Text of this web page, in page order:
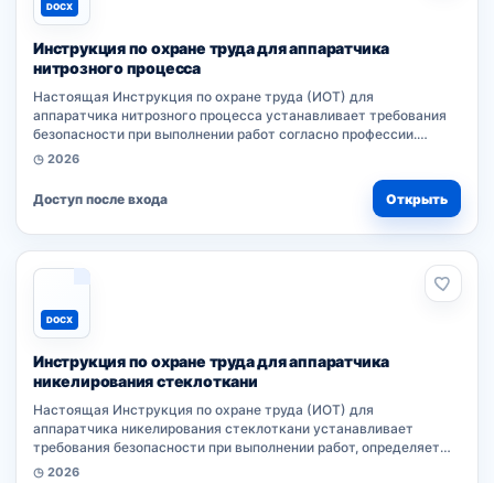
DOCX
Инструкция по охране труда для аппаратчика
нитрозного процесса
Настоящая Инструкция по охране труда (ИОТ) для
аппаратчика нитрозного процесса устанавливает требования
безопасности при выполнении работ согласно профессии.
Документ разработан на основе нормативного акта
◷ 2026
Доступ после входа Открыть
DOCX
Инструкция по охране труда для аппаратчика
никелирования стеклоткани
Настоящая Инструкция по охране труда (ИОТ) для
аппаратчика никелирования стеклоткани устанавливает
требования безопасности при выполнении работ, определяет
нормативный документ по профессии и является обязательной
◷ 2026